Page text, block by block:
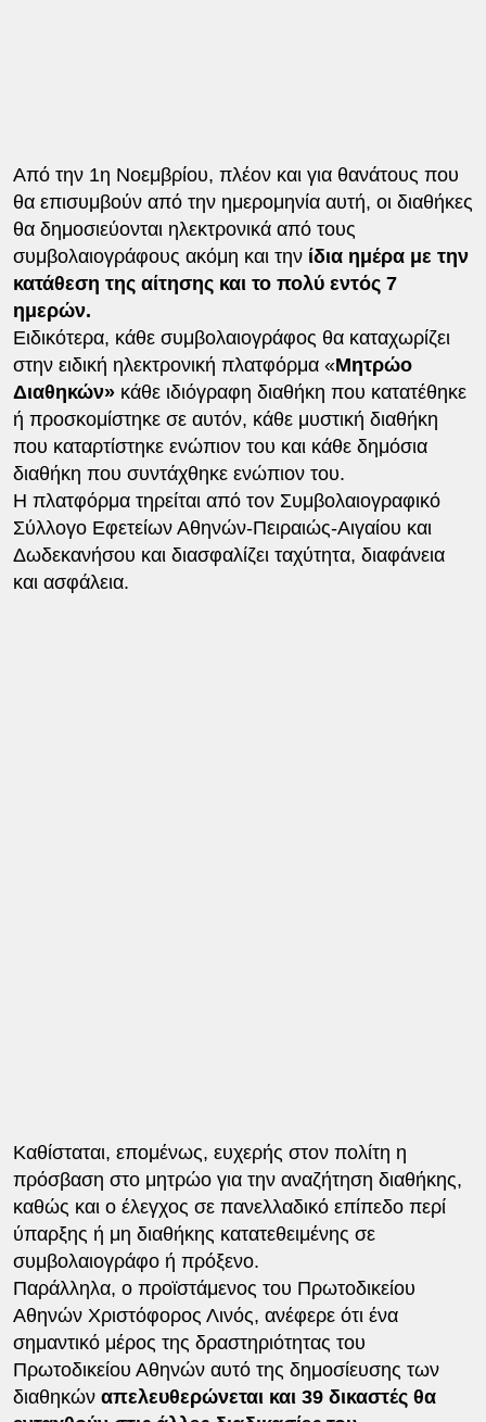
Από την 1η Νοεμβρίου, πλέον και για θανάτους που
θα επισυμβούν από την ημερομηνία αυτή, οι διαθήκες
θα δημοσιεύονται ηλεκτρονικά από τους
συμβολαιογράφους ακόμη και την ίδια ημέρα με την
κατάθεση της αίτησης και το πολύ εντός 7
ημερών.
Ειδικότερα, κάθε συμβολαιογράφος θα καταχωρίζει
στην ειδική ηλεκτρονική πλατφόρμα «Μητρώο
Διαθηκών»κάθε ιδιόγραφη διαθήκη που κατατέθηκε
ή προσκομίστηκε σε αυτόν, κάθε μυστική διαθήκη
που καταρτίστηκε ενώπιον του και κάθε δημόσια
διαθήκη που συντάχθηκε ενώπιον του.
Η πλατφόρμα τηρείται από τον Συμβολαιογραφικό
Σύλλογο Εφετείων Αθηνών-Πειραιώς-Αιγαίου και
Δωδεκανήσoυ και διασφαλίζει ταχύτητα, διαφάνεια
και ασφάλεια.
Καθίσταται, επομένως, ευχερής στον πολίτη η
πρόσβαση στο μητρώο για την αναζήτηση διαθήκης,
καθώς και ο έλεγχος σε πανελλαδικό επίπεδο περί
ύπαρξης ή μη διαθήκης κατατεθειμένης σε
συμβολαιογράφο ή πρόξενο.
Παράλληλα, ο προϊστάμενος του Πρωτοδικείου
Αθηνών Χριστόφορος Λινός, ανέφερε ότι ένα
σημαντικό μέρος της δραστηριότητας του
Πρωτοδικείου Αθηνών αυτό της δημοσίευσης των
διαθηκών απελευθερώνεται και 39 δικαστές θα